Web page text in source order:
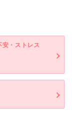
安・ストレス